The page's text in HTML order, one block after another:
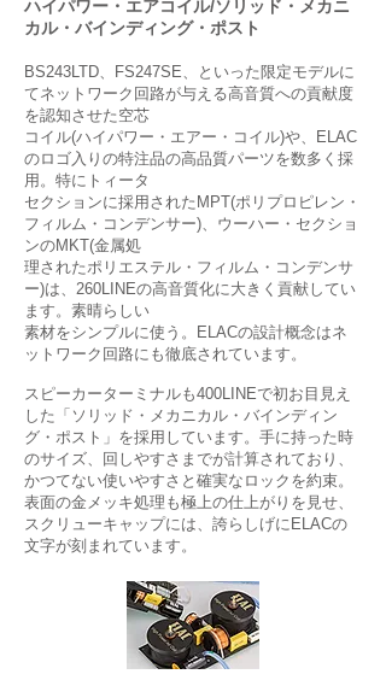
ハイパワー・エアコイル/ソリッド・メカニ
カル・バインディング・ポスト
BS243LTD、FS247SE、といった限定モデルに
てネットワーク回路が与える高音質への貢献度
を認知させた空芯
コイル(ハイパワー・エアー・コイル)や、ELAC
のロゴ入りの特注品の高品質パーツを数多く採
用。特にトィータ
セクションに採用されたMPT(ポリプロピレン・
フィルム・コンデンサー)、ウーハー・セクショ
ンのMKT(金属処
理されたポリエステル・フィルム・コンデンサ
ー)は、260LINEの高音質化に大きく貢献してい
ます。素晴らしい
素材をシンプルに使う。ELACの設計概念はネ
ットワーク回路にも徹底されています。
スピーカーターミナルも400LINEで初お目見え
した「ソリッド・メカニカル・バインディン
グ・ポスト」を採用しています。手に持った時
のサイズ、回しやすさまでが計算されており、
かつてない使いやすさと確実なロックを約束。
表面の金メッキ処理も極上の仕上がりを見せ、
スクリューキャップには、誇らしげにELACの
文字が刻まれています。